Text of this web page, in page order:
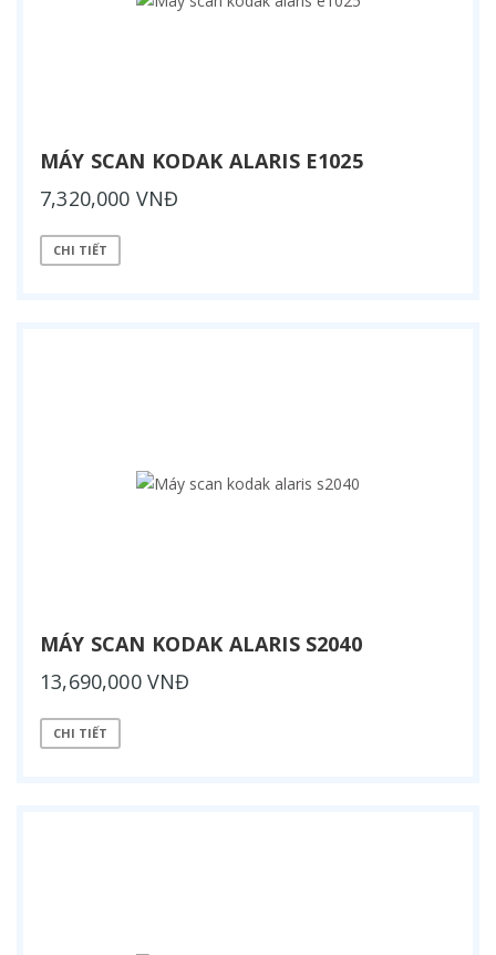
MÁY SCAN KODAK ALARIS E1025
7,320,000 VNĐ
CHI TIẾT
MÁY SCAN KODAK ALARIS S2040
13,690,000 VNĐ
CHI TIẾT